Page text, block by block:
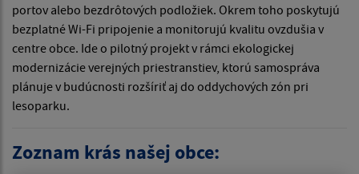
portov alebo bezdrôtových podložiek. Okrem toho poskytujú
bezplatné Wi-Fi pripojenie a monitorujú kvalitu ovzdušia v
centre obce. Ide o pilotný projekt v rámci ekologickej
modernizácie verejných priestranstiev, ktorú samospráva
plánuje v budúcnosti rozšíriť aj do oddychových zón pri
lesoparku.
Zoznam krás našej obce: